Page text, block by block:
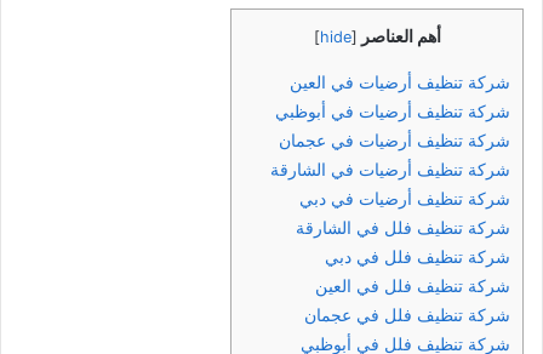
أهم العناصر [
hide
]
شركة تنظيف أرضيات في العين
شركة تنظيف أرضيات في أبوظبي
شركة تنظيف أرضيات في عجمان
شركة تنظيف أرضيات في الشارقة
شركة تنظيف أرضيات في دبي
شركة تنظيف فلل في الشارقة
شركة تنظيف فلل في دبي
شركة تنظيف فلل في العين
شركة تنظيف فلل في عجمان
شركة تنظيف فلل في أبوظبي